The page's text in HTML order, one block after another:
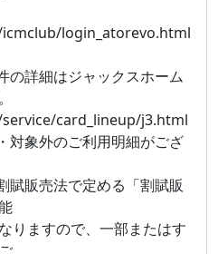
login_atorevo.html
の詳細はジャックスホーム
card_lineup/j3.html
対象外のご利用明細がござ
賦販売法で定める「割賦販
りますので、一部またはす